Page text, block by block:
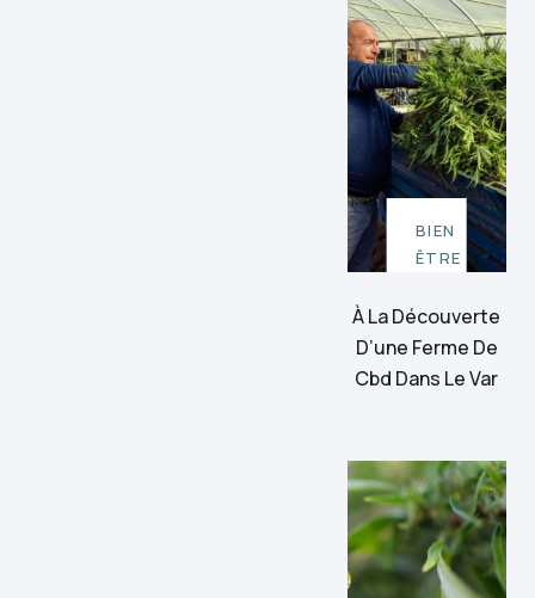
BIEN
ÊTRE
À La Découverte
D’une Ferme De
Cbd Dans Le Var